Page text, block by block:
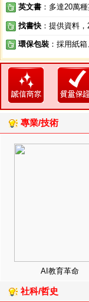
英文書 ：多達20萬
找書快 ：提供資料
環保包裝 ：採用紙
專業/技術
AI教育革命
社科/哲史